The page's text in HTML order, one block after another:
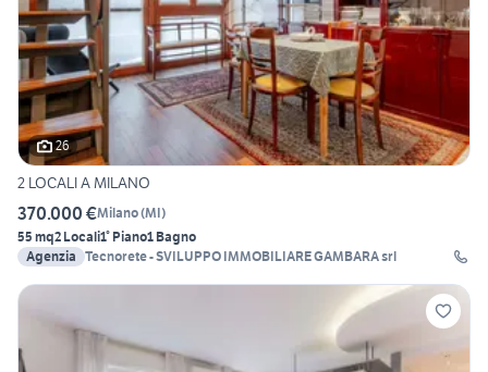
26
2 LOCALI A MILANO
370.000 €Milano(MI)
55 mq2 Locali1° Piano1 Bagno
Agenzia Tecnorete - SVILUPPO IMMOBILIARE GAMBARA srl